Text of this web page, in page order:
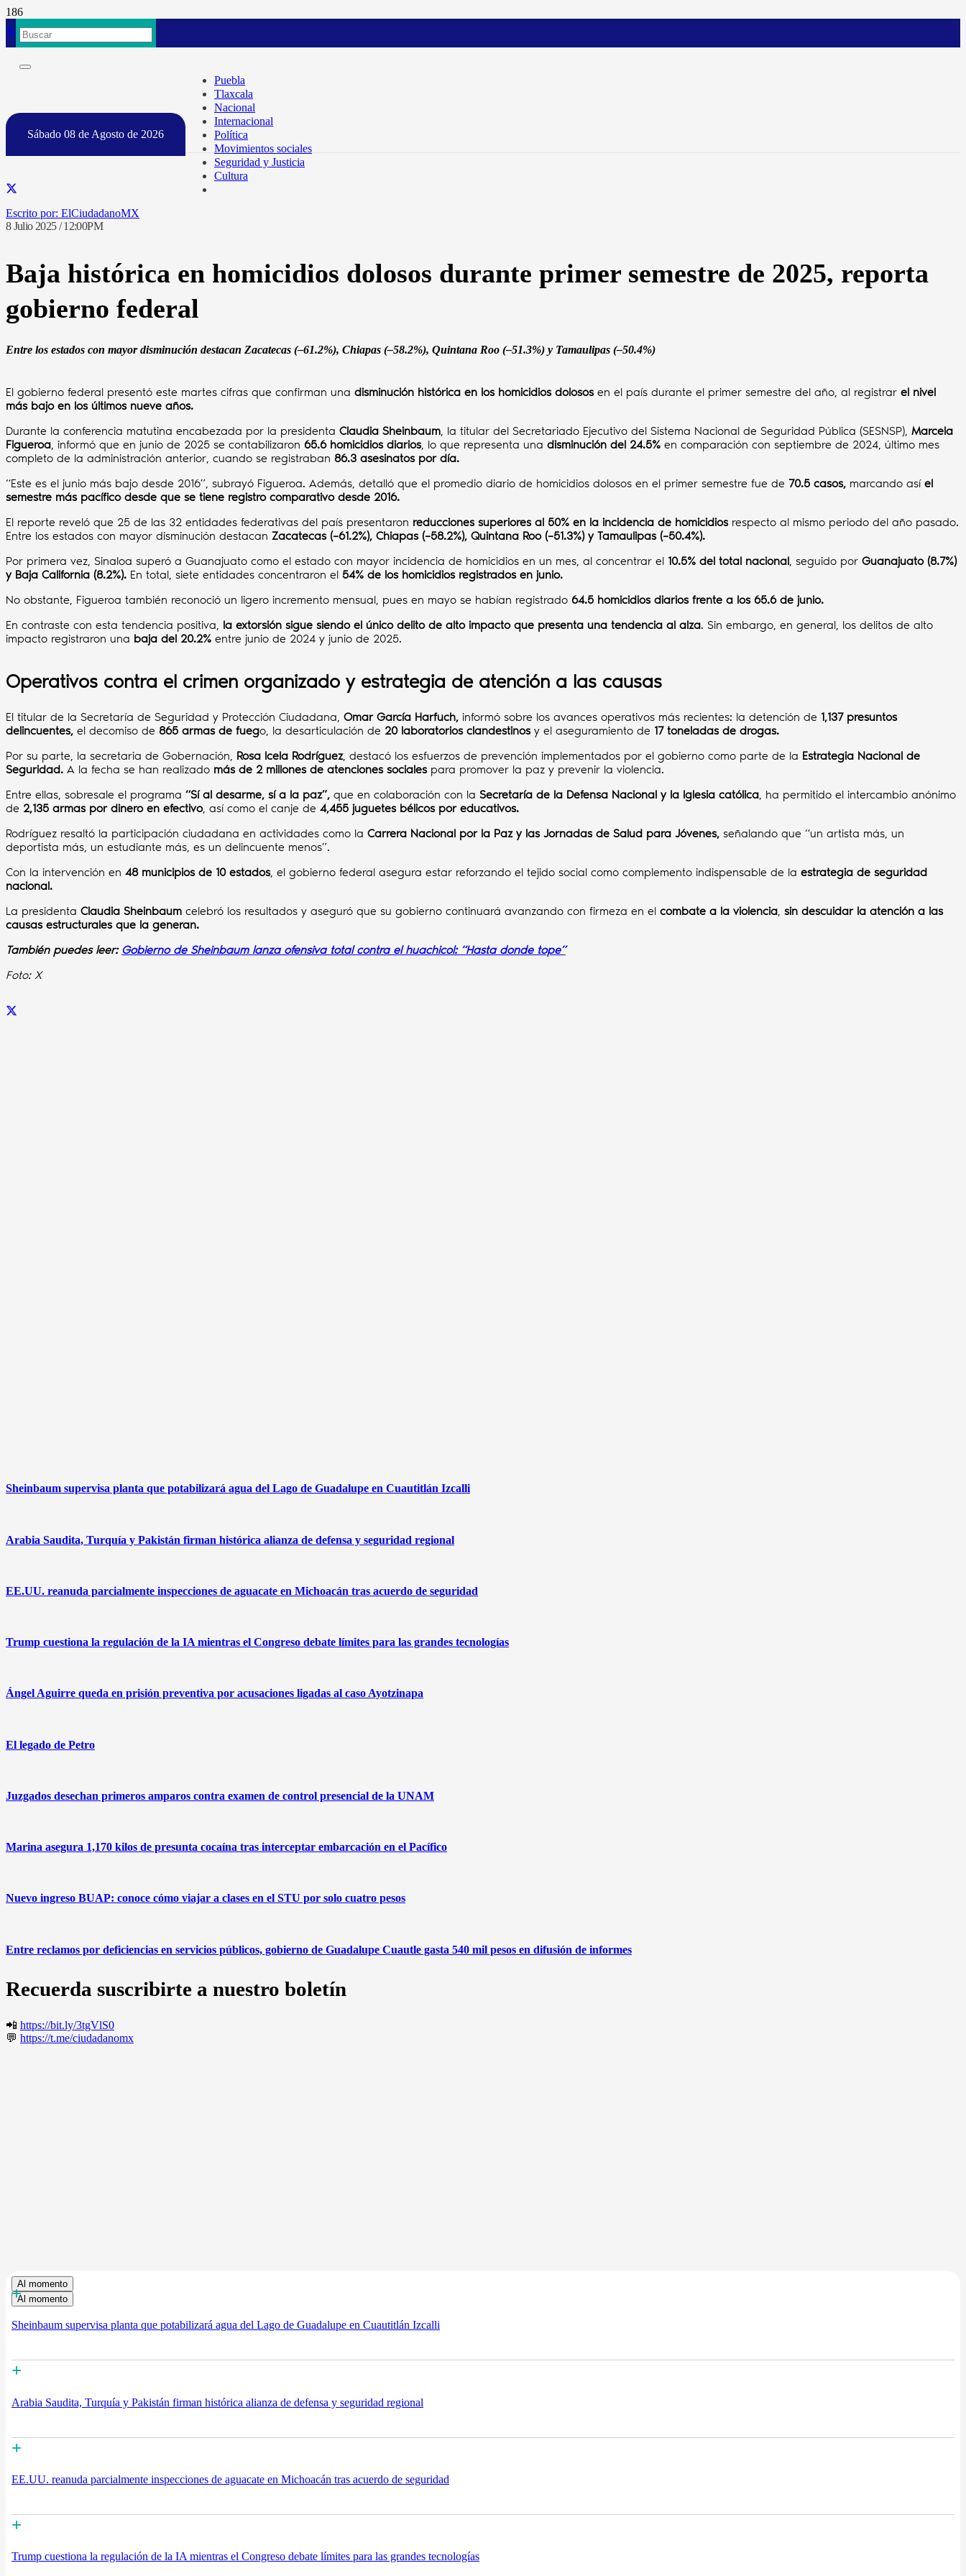
Sábado 08 de Agosto de 2026
Puebla
Tlaxcala
Nacional
Internacional
Política
Movimientos sociales
Seguridad y Justicia
Cultura
ElCiudadanoMX
8 Julio 2025 / 12:00PM
Baja histórica en homicidios dolosos durante primer semestre de 2025, reporta
gobierno federal
Entre los estados con mayor disminución destacan Zacatecas (–61.2%), Chiapas (–58.2%), Quintana Roo (–51.3%) y Tamaulipas (–50.4%)
El gobierno federal presentó este martes cifras que confirman una disminución histórica en los homicidios dolososen el país durante el primer semestre del año, al registrar el nivel
más bajo en los últimos nueve años.
Durante la conferencia matutina encabezada por la presidenta Claudia Sheinbaum, la titular del Secretariado Ejecutivo del Sistema Nacional de Seguridad Pública (SESNSP), Marcela
Figueroa, informó que en junio de 2025 se contabilizaron 65.6 homicidios diarios, lo que representa una disminución del 24.5% en comparación con septiembre de 2024, último mes
completo de la administración anterior, cuando se registraban 86.3 asesinatos por día.
“Este es el junio más bajo desde 2016”, subrayó Figueroa. Además, detalló que el promedio diario de homicidios dolosos en el primer semestre fue de 70.5 casos, marcando así el
semestre más pacífico desde que se tiene registro comparativo desde 2016.
El reporte reveló que 25 de las 32 entidades federativas del país presentaron reducciones superiores al 50% en la incidencia de homicidiosrespecto al mismo periodo del año pasado.
Entre los estados con mayor disminución destacan Zacatecas (–61.2%), Chiapas (–58.2%), Quintana Roo (–51.3%) y Tamaulipas (–50.4%).
Por primera vez, Sinaloa superó a Guanajuato como el estado con mayor incidencia de homicidios en un mes, al concentrar el 10.5% del total nacional, seguido por Guanajuato (8.7%)
y Baja California (8.2%). En total, siete entidades concentraron el 54% de los homicidios registrados en junio.
No obstante, Figueroa también reconoció un ligero incremento mensual, pues en mayo se habían registrado 64.5 homicidios diarios frente a los 65.6 de junio.
En contraste con esta tendencia positiva, la extorsión sigue siendo el único delito de alto impacto que presenta una tendencia al alza. Sin embargo, en general, los delitos de alto
impacto registraron una baja del 20.2% entre junio de 2024 y junio de 2025.
Operativos contra el crimen organizado y estrategia de atención a las causas
El titular de la Secretaría de Seguridad y Protección Ciudadana, Omar García Harfuch, informó sobre los avances operativos más recientes: la detención de 1,137 presuntos
delincuentes, el decomiso de 865 armas de fuego, la desarticulación de 20 laboratorios clandestinosy el aseguramiento de 17 toneladas de drogas.
Por su parte, la secretaria de Gobernación, Rosa Icela Rodríguez, destacó los esfuerzos de prevención implementados por el gobierno como parte de la Estrategia Nacional de
Seguridad. A la fecha se han realizado más de 2 millones de atenciones socialespara promover la paz y prevenir la violencia.
Entre ellas, sobresale el programa “Sí al desarme, sí a la paz”, que en colaboración con la Secretaría de la Defensa Nacional y la Iglesia católica , ha permitido el intercambio anónimo
de 2,135 armas por dinero en efectivo, así como el canje de 4,455 juguetes bélicos por educativos.
Rodríguez resaltó la participación ciudadana en actividades como la Carrera Nacional por la Paz y las Jornadas de Salud para Jóvenes, señalando que “un artista más, un
deportista más, un estudiante más, es un delincuente menos”.
Con la intervención en 48 municipios de 10 estados, el gobierno federal asegura estar reforzando el tejido social como complemento indispensable de la estrategia de seguridad
nacional.
La presidenta Claudia Sheinbaum celebró los resultados y aseguró que su gobierno continuará avanzando con firmeza en el combate a la violencia sin descuidar la atención a las
causas estructurales que la generan.
También puedes leer: Gobierno de Sheinbaum lanza ofensiva total contra el huachicol: “Hasta donde tope”
Foto: X
Sheinbaum supervisa planta que potabilizará agua del Lago de Guadalupe en Cuautitlán Izcalli
Arabia Saudita, Turquía y Pakistán firman histórica alianza de defensa y seguridad regional
EE.UU. reanuda parcialmente inspecciones de aguacate en Michoacán tras acuerdo de seguridad
Trump cuestiona la regulación de la IA mientras el Congreso debate límites para las grandes tecnologías
Ángel Aguirre queda en prisión preventiva por acusaciones ligadas al caso Ayotzinapa
El legado de Petro
Juzgados desechan primeros amparos contra examen de control presencial de la UNAM
Marina asegura 1,170 kilos de presunta cocaína tras interceptar embarcación en el Pacífico
Nuevo ingreso BUAP: conoce cómo viajar a clases en el STU por solo cuatro pesos
Entre reclamos por deficiencias en servicios públicos, gobierno de Guadalupe Cuautle gasta 540 mil pesos en difusión de informes
Recuerda suscribirte a nuestro boletín
📲 https://bit.ly/3tgVlS0
💬 https://t.me/ciudadanomx
Al momento
Al momento
+
Sheinbaum supervisa planta que potabilizará agua del Lago de Guadalupe en Cuautitlán Izcalli
+
Arabia Saudita, Turquía y Pakistán firman histórica alianza de defensa y seguridad regional
+
EE.UU. reanuda parcialmente inspecciones de aguacate en Michoacán tras acuerdo de seguridad
+
Trump cuestiona la regulación de la IA mientras el Congreso debate límites para las grandes tecnologías